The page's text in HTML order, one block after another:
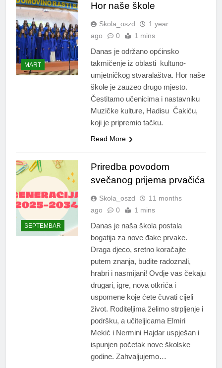
MART
Hor naše škole
Skola_oszd
1 year
ago
0 1 mins
Danas je održano općinsko
takmičenje iz oblasti kultuno-
umjetničkog stvaralaštva. Hor naše
škole je zauzeo drugo mjesto.
Čestitamo učenicima i nastavniku
Muzičke kulture, Hadisu Čakiću,
koji je pripremio tačku.
Read More
SEPTEMBAR
Priredba povodom
svečanog prijema prvačića
Skola_oszd
11 months
ago
0 1 mins
Danas je naša škola postala
bogatija za nove đake prvake.
Draga djeco, sretno koračajte
putem znanja, budite radoznali,
hrabri i nasmijani! Ovdje vas čekaju
drugari, igre, nova otkrića i
uspomene koje ćete čuvati cijeli
život. Roditeljima želimo strpljenje i
podršku, a učiteljicama Elmiri
Mekić i Nermini Hajdar uspješan i
ispunjen početak nove školske
godine. Zahvaljujemo…